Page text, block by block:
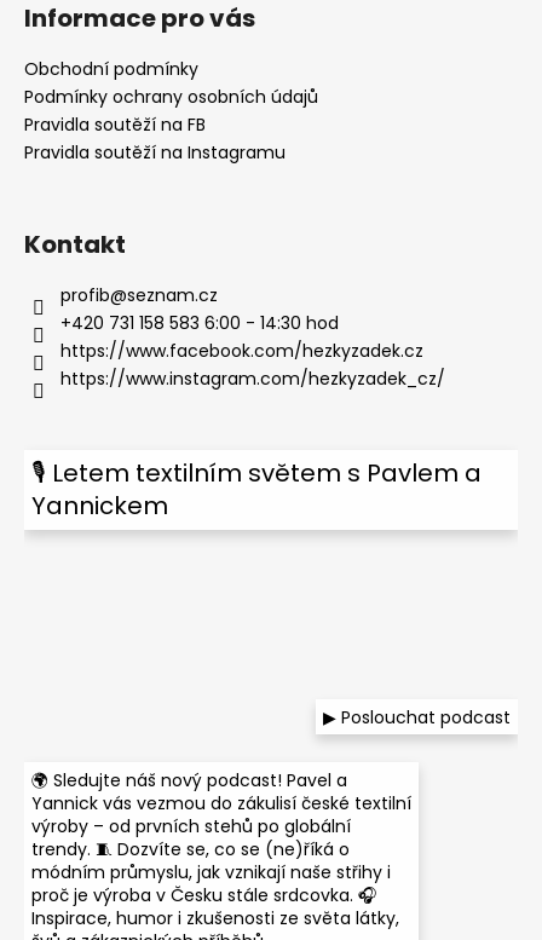
Informace pro vás
Obchodní podmínky
Podmínky ochrany osobních údajů
Pravidla soutěží na FB
Pravidla soutěží na Instagramu
Kontakt
profib@seznam.cz
+420 731 158 583 6:00 - 14:30 hod
https://www.facebook.com/hezkyzadek.cz
https://www.instagram.com/hezkyzadek_cz/
🎙 Letem textilním světem s Pavlem a
Yannickem
🌍 Sledujte náš nový podcast! Pavel a
Yannick vás vezmou do zákulisí české textilní
výroby – od prvních stehů po globální
trendy. 🧵 Dozvíte se, co se (ne)říká o
módním průmyslu, jak vznikají naše střihy i
proč je výroba v Česku stále srdcovka. 🎧
Inspirace, humor i zkušenosti ze světa látky,
▶ Poslouchat podcast